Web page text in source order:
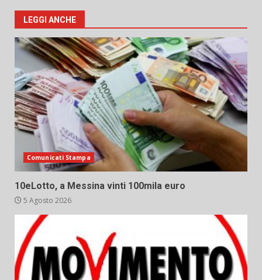
LEGGI ANCHE
Comunicati Stampa
10eLotto, a Messina vinti 100mila euro
5 Agosto 2026